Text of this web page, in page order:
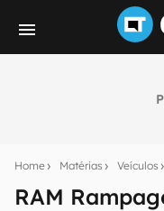
Home Matérias Veículos
RAM
notícias e reviews
mão.